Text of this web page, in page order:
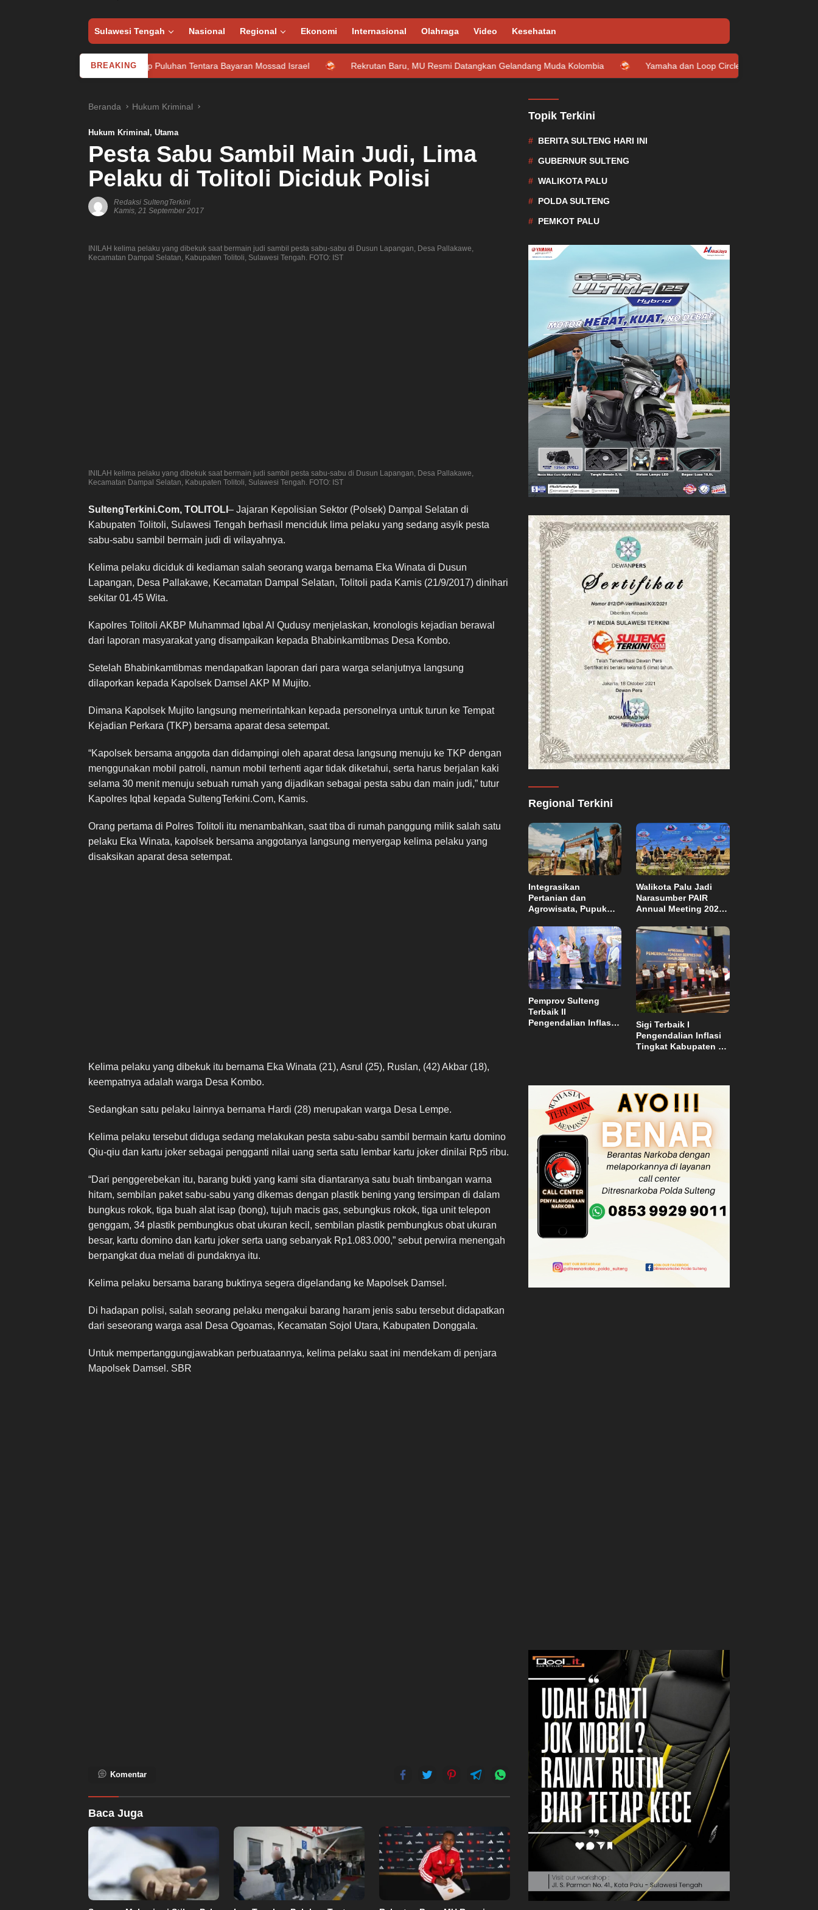
Sulawesi Tengah Nasional Regional Ekonomi Internasional Olahraga Video Kesehatan
BREAKING
Iran Tangkap Puluhan Tentara Bayaran Mossad Israel Rekrutan Baru, MU Resmi Datangkan Gelandang Muda Kolombia Yamaha dan Loop Circle Hadirkan Giveaway Grand
Beranda Hukum Kriminal
Hukum Kriminal , Utama
Pesta Sabu Sambil Main Judi, Lima
Pelaku di Tolitoli Diciduk Polisi
Redaksi SultengTerkini
Kamis, 21 September 2017
INILAH kelima pelaku yang dibekuk saat bermain judi sambil pesta sabu-sabu di Dusun Lapangan, Desa Pallakawe,
Kecamatan Dampal Selatan, Kabupaten Tolitoli, Sulawesi Tengah. FOTO: IST
INILAH kelima pelaku yang dibekuk saat bermain judi sambil pesta sabu-sabu di Dusun Lapangan, Desa Pallakawe,
Kecamatan Dampal Selatan, Kabupaten Tolitoli, Sulawesi Tengah. FOTO: IST
SultengTerkini.Com, TOLITOLI – Jajaran Kepolisian Sektor (Polsek) Dampal Selatan di
Kabupaten Tolitoli, Sulawesi Tengah berhasil menciduk lima pelaku yang sedang asyik pesta
sabu-sabu sambil bermain judi di wilayahnya.
Kelima pelaku diciduk di kediaman salah seorang warga bernama Eka Winata di Dusun
Lapangan, Desa Pallakawe, Kecamatan Dampal Selatan, Tolitoli pada Kamis (21/9/2017) dinihari
sekitar 01.45 Wita.
Kapolres Tolitoli AKBP Muhammad Iqbal Al Qudusy menjelaskan, kronologis kejadian berawal
dari laporan masyarakat yang disampaikan kepada Bhabinkamtibmas Desa Kombo.
Setelah Bhabinkamtibmas mendapatkan laporan dari para warga selanjutnya langsung
dilaporkan kepada Kapolsek Damsel AKP M Mujito.
Dimana Kapolsek Mujito langsung memerintahkan kepada personelnya untuk turun ke Tempat
Kejadian Perkara (TKP) bersama aparat desa setempat.
“Kapolsek bersama anggota dan didampingi oleh aparat desa langsung menuju ke TKP dengan
menggunakan mobil patroli, namun mobil terhenti agar tidak diketahui, serta harus berjalan kaki
selama 30 menit menuju sebuah rumah yang dijadikan sebagai pesta sabu dan main judi,” tutur
Kapolres Iqbal kepada SultengTerkini.Com, Kamis.
Orang pertama di Polres Tolitoli itu menambahkan, saat tiba di rumah panggung milik salah satu
pelaku Eka Winata, kapolsek bersama anggotanya langsung menyergap kelima pelaku yang
disaksikan aparat desa setempat.
Kelima pelaku yang dibekuk itu bernama Eka Winata (21), Asrul (25), Ruslan, (42) Akbar (18),
keempatnya adalah warga Desa Kombo.
Sedangkan satu pelaku lainnya bernama Hardi (28) merupakan warga Desa Lempe.
Kelima pelaku tersebut diduga sedang melakukan pesta sabu-sabu sambil bermain kartu domino
Qiu-qiu dan kartu joker sebagai pengganti nilai uang serta satu lembar kartu joker dinilai Rp5 ribu.
“Dari penggerebekan itu, barang bukti yang kami sita diantaranya satu buah timbangan warna
hitam, sembilan paket sabu-sabu yang dikemas dengan plastik bening yang tersimpan di dalam
bungkus rokok, tiga buah alat isap (bong), tujuh macis gas, sebungkus rokok, tiga unit telepon
genggam, 34 plastik pembungkus obat ukuran kecil, sembilan plastik pembungkus obat ukuran
besar, kartu domino dan kartu joker serta uang sebanyak Rp1.083.000,” sebut perwira menengah
berpangkat dua melati di pundaknya itu.
Kelima pelaku bersama barang buktinya segera digelandang ke Mapolsek Damsel.
Di hadapan polisi, salah seorang pelaku mengakui barang haram jenis sabu tersebut didapatkan
dari seseorang warga asal Desa Ogoamas, Kecamatan Sojol Utara, Kabupaten Donggala.
Untuk mempertanggungjawabkan perbuataannya, kelima pelaku saat ini mendekam di penjara
Mapolsek Damsel. SBR
Komentar
Baca Juga
Topik Terkini
BERITA SULTENG HARI INI
GUBERNUR SULTENG
WALIKOTA PALU
POLDA SULTENG
PEMKOT PALU
Regional Terkini
Integrasikan
Pertanian dan
Agrowisata, Pupuk
Kampung Sawah
Abadi di Bulutana
Sulsel
Walikota Palu Jadi
Narasumber PAIR
Annual Meeting 2026
Pemprov Sulteng
Terbaik II
Pengendalian Inflasi,
Sigi Terbaik I
Pengendalian Inflasi
Tingkat Kabupaten se